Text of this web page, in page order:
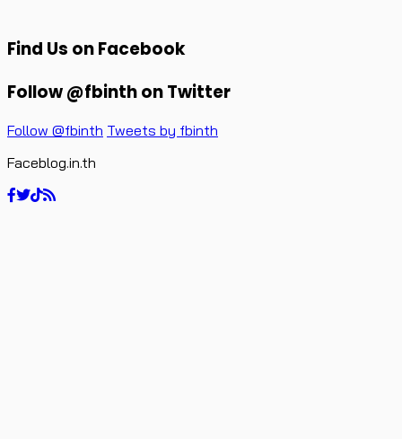
Find Us on Facebook
Follow @fbinth on Twitter
Follow @fbinth Tweets by fbinth
Faceblog.in.th